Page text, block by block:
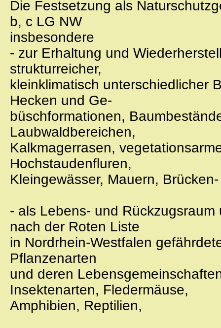
Die Festsetzung als
b, c LG NW
insbesondere
- zur Erhaltung und
strukturreicher,
kleinklimatisch unterschiedlicher
Hecken und Ge-
büschformationen,
Laubwaldbereichen,
Kalkmagerrasen,
Hochstaudenfluren,
Kleingewässer, Mauern,
- als Lebens- und
nach der Roten Liste
in Nordrhein-Westfalen
Pflanzenarten
und deren
Insektenarten, Fledermäuse,
Amphibien, Reptilien,